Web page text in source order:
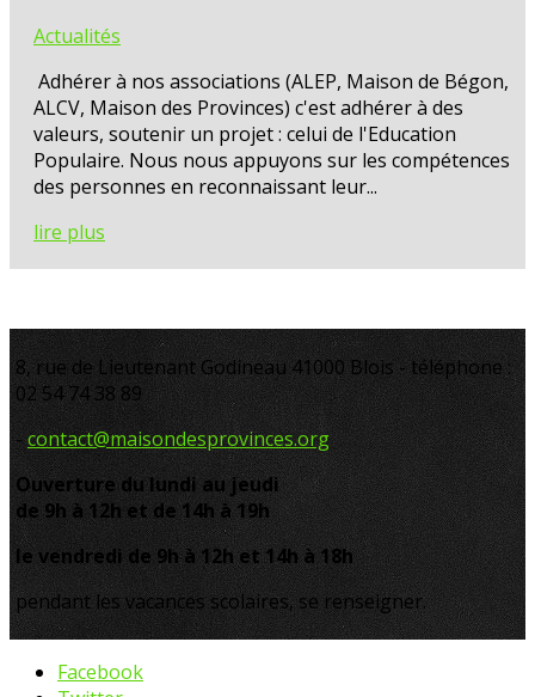
Actualités
Adhérer à nos associations (ALEP, Maison de Bégon,
ALCV, Maison des Provinces) c'est adhérer à des
valeurs, soutenir un projet : celui de l'Education
Populaire. Nous nous appuyons sur les compétences
des personnes en reconnaissant leur...
lire plus
8, rue de Lieutenant Godineau 41000 Blois - téléphone :
02 54 74 38 89
- contact@maisondesprovinces.org
Ouverture du lundi au jeudi
de 9h à 12h et de 14h à 19h
le vendredi de 9h à 12h et 14h à 18h
pendant les vacances scolaires, se renseigner.
Facebook